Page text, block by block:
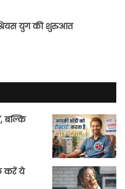
युग की शुरुआत
बल्कि
करें ये